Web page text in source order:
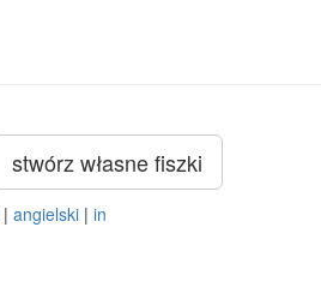
stwórz własne fiszki
| angielski | in